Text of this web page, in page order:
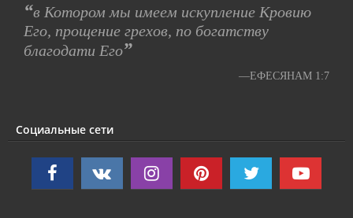
“в Котором мы имеем искупление Кровию
Его, прощение грехов, по богатству
благодати Его”
—ЕФЕСЯНАМ 1:7
Социальные сети